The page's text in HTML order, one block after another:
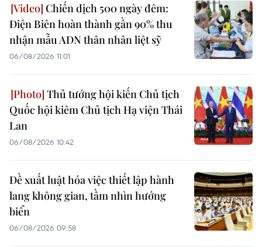
Chiến dịch 500 ngày đêm:
Điện Biên hoàn thành gần 90% thu
nhận mẫu ADN thân nhân liệt sỹ
06/08/2026 11:01
Thủ tướng hội kiến Chủ tịch
Quốc hội kiêm Chủ tịch Hạ viện Thái
Lan
06/08/2026 10:42
Đề xuất luật hóa việc thiết lập hành
lang không gian, tầm nhìn hướng
biển
06/08/2026 09:58